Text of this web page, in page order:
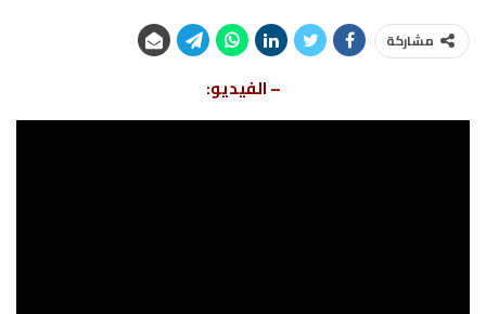
مشاركة
– الفيديو: